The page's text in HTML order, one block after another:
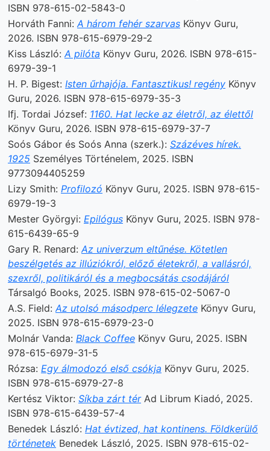
ISBN 978-615-02-5843-0
Horváth Fanni:A három fehér szarvas Könyv Guru,
2026. ISBN 978-615-6979-29-2
Kiss László:A pilóta Könyv Guru, 2026. ISBN 978-615-
6979-39-1
H. P. Bigest: Isten űrhajója. Fantasztikus! regény Könyv
Guru, 2026. ISBN 978-615-6979-35-3
Ifj. Tordai József: 1160. Hat lecke az életről, az élettől
Könyv Guru, 2026. ISBN 978-615-6979-37-7
Soós Gábor és Soós Anna (szerk.): Százéves hírek.
1925 Személyes Történelem, 2025. ISBN
9773094405259
Lizy Smith: Profilozó Könyv Guru, 2025. ISBN 978-615-
6979-19-3
Mester Györgyi: Epilógus Könyv Guru, 2025. ISBN 978-
615-6439-65-9
Gary R. Renard:Az univerzum eltűnése. Kötetlen
beszélgetés az illúziókról, előző életekről, a vallásról,
szexről, politikáról és a megbocsátás csodájáról
Társalgó Books, 2025. ISBN 978-615-02-5067-0
A.S. Field:Az utolsó másodperc lélegzete Könyv Guru,
2025. ISBN 978-615-6979-23-0
Molnár Vanda: Black Coffee Könyv Guru, 2025. ISBN
978-615-6979-31-5
Rózsa: Egy álmodozó első csókja Könyv Guru, 2025.
ISBN 978-615-6979-27-8
Kertész Viktor: Síkba zárt térAd Librum Kiadó, 2025.
ISBN 978-615-6439-57-4
Benedek László: Hat évtized, hat kontinens. Földkerülő
történetek Benedek László, 2025. ISBN 978-615-02-